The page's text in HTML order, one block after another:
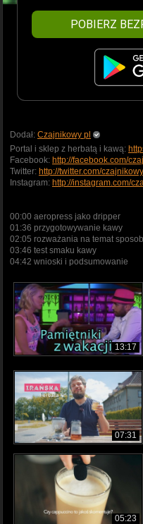
POBIERZ
Dodał: Czajnikowy pl
Portal i sklep z herbatą i kawą:
Facebook: http://facebook.com/
Twitter: http://twitter.com/
Instagram: http://instagram.com/
00:00 aeropress jako dripper
01:36 przygotowywanie kawy
02:05 rozważania na temat
03:46 test smaku kawy
04:42 wnioski i podsumowanie
13:17
07:31
05:23